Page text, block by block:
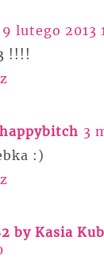
9 lutego 2013
!!!!
3
:)
by Kasia